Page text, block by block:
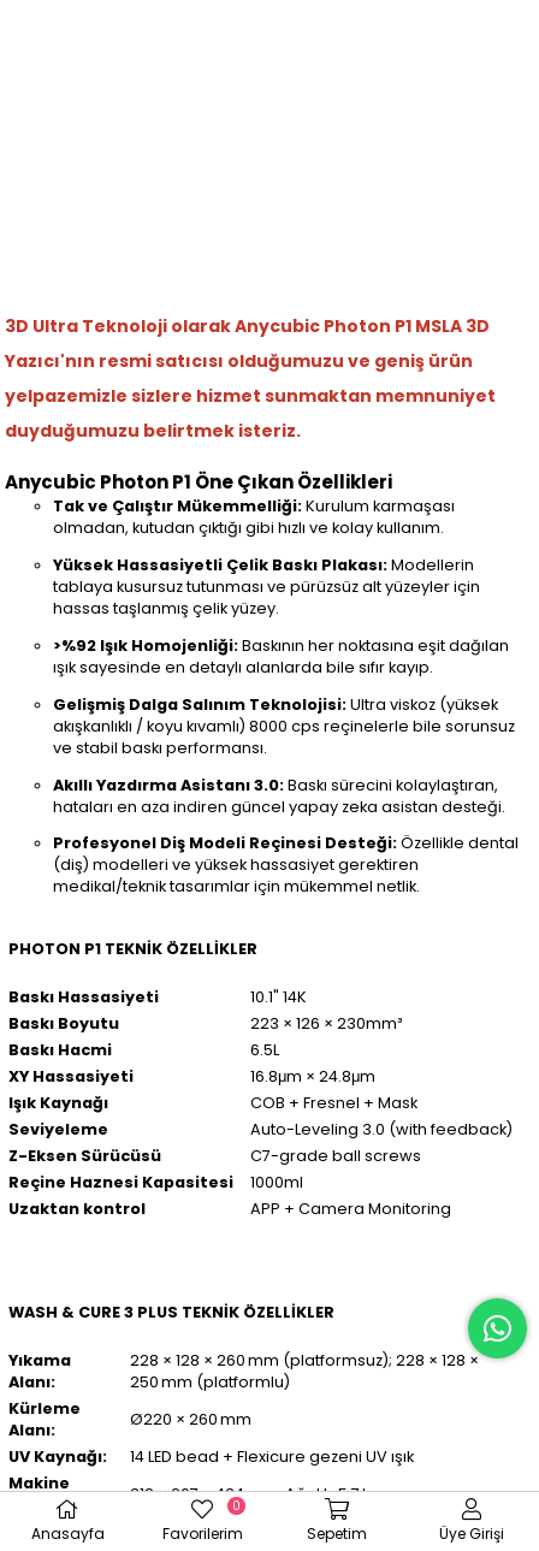
3D Ultra Teknoloji olarakAnycubic Photon P1 MSLA 3D
Yazıcı'nın resmi satıcısı olduğumuzu ve geniş ürün
yelpazemizle sizlere hizmet sunmaktan memnuniyet
duyduğumuzu belirtmek isteriz.
Anycubic Photon P1 Öne Çıkan Özellikleri
Tak ve Çalıştır Mükemmelliği:Kurulum karmaşası
olmadan, kutudan çıktığı gibi hızlı ve kolay kullanım.
Yüksek Hassasiyetli Çelik Baskı Plakası:Modellerin
tablaya kusursuz tutunması ve pürüzsüz alt yüzeyler için
hassas taşlanmış çelik yüzey.
>%92 Işık Homojenliği:Baskının her noktasına eşit dağılan
ışık sayesinde en detaylı alanlarda bile sıfır kayıp.
Gelişmiş Dalga Salınım Teknolojisi:Ultra viskoz (yüksek
akışkanlıklı / koyu kıvamlı) 8000 cps reçinelerle bile sorunsuz
ve stabil baskı performansı.
Akıllı Yazdırma Asistanı 3.0:Baskı sürecini kolaylaştıran,
hataları en aza indiren güncel yapay zeka asistan desteği.
Profesyonel Diş Modeli Reçinesi Desteği:Özellikle dental
(diş) modelleri ve yüksek hassasiyet gerektiren
medikal/teknik tasarımlar için mükemmel netlik.
PHOTON P1 TEKNİK ÖZELLİKLER
Baskı Hassasiyeti
10.1" 14K
Baskı Boyutu
223 × 126 × 230mm³
Baskı Hacmi
6.5L
XY Hassasiyeti
16.8μm × 24.8μm
Işık Kaynağı
COB + Fresnel + Mask
Seviyeleme
Auto-Leveling 3.0 (with feedback)
Z-Eksen Sürücüsü
C7-grade ball screws
Reçine Haznesi Kapasitesi
1000ml
Uzaktan kontrol
APP + Camera Monitoring
WASH & CURE 3 PLUS TEKNİK ÖZELLİKLER
Yıkama
Alanı:
228 × 128 × 260 mm (platformsuz); 228 × 128 ×
250 mm (platformlu)
Kürleme
Alanı:
Ø220 × 260 mm
UV Kaynağı:
14 LED bead + Flexicure gezeni UV ışık
Makine
Ölçüleri:
312 × 267 × 434 mm; Ağırlık: 5.7 kg
Güç
36 W; 110–240 VAC
Anasayfa Favorilerim
0
Sepetim Üye Girişi